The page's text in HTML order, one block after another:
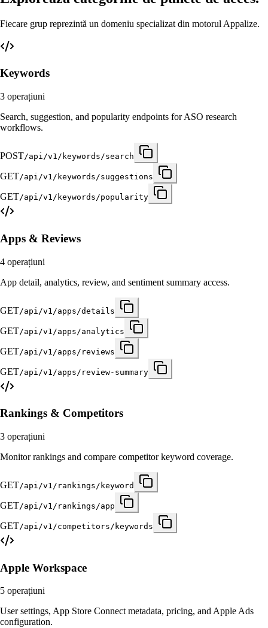
Fiecare grup reprezintă un domeniu specializat din motorul Appalize.
Keywords
3 operațiuni
Search, suggestion, and popularity endpoints for ASO research
workflows.
POST/api/v1/keywords/search
GET/api/v1/keywords/suggestions
GET/api/v1/keywords/popularity
Apps & Reviews
4 operațiuni
App detail, analytics, review, and sentiment summary access.
GET/api/v1/apps/details
GET/api/v1/apps/analytics
GET/api/v1/apps/reviews
GET/api/v1/apps/review-summary
Rankings & Competitors
3 operațiuni
Monitor rankings and compare competitor keyword coverage.
GET/api/v1/rankings/keyword
GET/api/v1/rankings/app
GET/api/v1/competitors/keywords
Apple Workspace
5 operațiuni
User settings, App Store Connect metadata, pricing, and Apple Ads
configuration.